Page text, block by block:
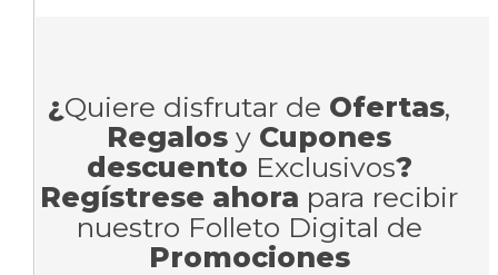
¿Quiere disfrutar de Ofertas,
Regalos y Cupones
descuento Exclusivos?
Regístrese ahora para recibir
nuestro Folleto Digital de
Promociones